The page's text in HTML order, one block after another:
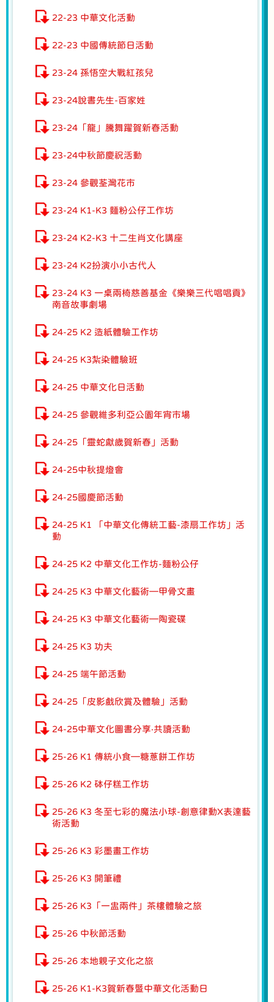
22-23 中華文化活動
22-23 中國傳統節日活動
23-24 孫悟空大戰紅孩兒
23-24說書先生-百家姓
23-24「龍」騰舞躍賀新春活動
23-24中秋節慶祝活動
23-24 參觀荃灣花市
23-24 K1-K3 麵粉公仔工作坊
23-24 K2-K3 十二生肖文化講座
23-24 K2扮演小小古代人
23-24 K3 一桌兩椅慈善基金《樂樂三代唱唱貢》
南音故事劇場
24-25 K2 造紙體驗工作坊
24-25 K3紮染體驗班
24-25 中華文化日活動
24-25 參觀維多利亞公園年宵市場
24-25「靈蛇獻歲賀新春」活動
24-25中秋提燈會
24-25國慶節活動
24-25 K1 「中華文化傳統工藝-漆扇工作坊」活
動
24-25 K2 中華文化工作坊-麵粉公仔
24-25 K3 中華文化藝術—甲骨文畫
24-25 K3 中華文化藝術—陶瓷碟
24-25 K3 功夫
24-25 端午節活動
24-25「皮影戲欣賞及體驗」活動
24-25中華文化圖書分享‧共讀活動
25-26 K1 傳統小食—糖蔥餅工作坊
25-26 K2 砵仔糕工作坊
25-26 K3 冬至七彩的魔法小球-創意律動X表達藝
術活動
25-26 K3 彩墨畫工作坊
25-26 K3 開筆禮
25-26 K3「一盅兩件」茶樓體驗之旅
25-26 中秋節活動
25-26 本地親子文化之旅
25-26 K1-K3賀新春暨中華文化活動日